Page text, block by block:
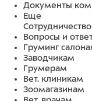
Документы
Еще
Сотрудничество
Вопросы и
Груминг
Заводчикам
Грумерам
Вет. клиникам
Зоомагазинам